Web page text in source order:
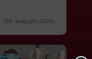
06. augusts 2026.